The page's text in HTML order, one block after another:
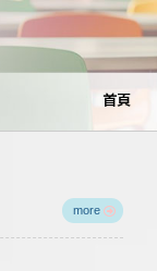
首頁
more